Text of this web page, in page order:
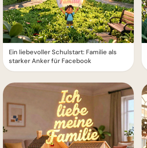
Ein liebevoller Schulstart: Familie als
starker Anker für Facebook